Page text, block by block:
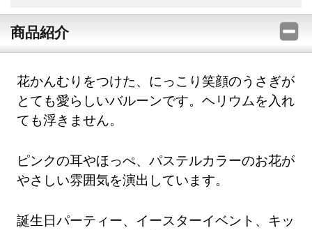
商品紹介
花かんむりをつけた、にっこり笑顔のうさぎが
とても愛らしいバルーンです。ヘリウムを入れ
ても浮きません。
ピンクの耳やほっぺ、パステルカラーのお花が
やさしい雰囲気を演出しています。
誕生日パーティー、イースターイベント、キッ